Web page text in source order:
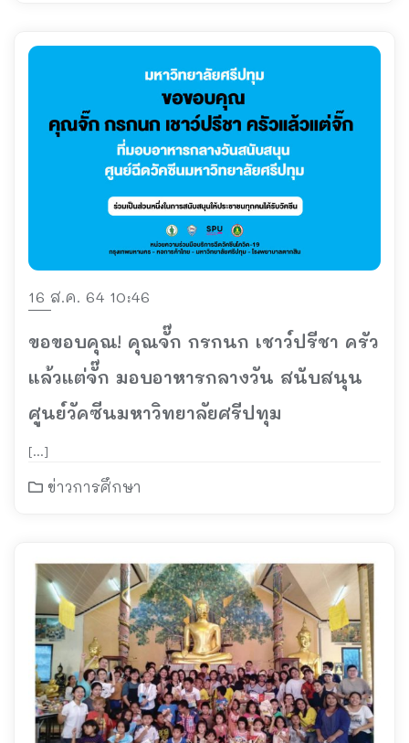
16 ส.ค. 64 10:46
ขอขอบคุณ! คุณจั๊ก กรกนก เชาว์ปรีชา ครัว
แล้วแต่จั๊ก มอบอาหารกลางวัน สนับสนุน
ศูนย์วัคซีนมหาวิทยาลัยศรีปทุม
[…]
ข่าวการศึกษา